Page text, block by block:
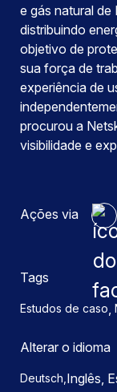
e gás natural
distribuindo
objetivo de
sua força de
experiência de
procurou a
visibilidade e
Ações via
Tags
Estudos de caso,
Alterar o idioma
Deutsch, Inglês,